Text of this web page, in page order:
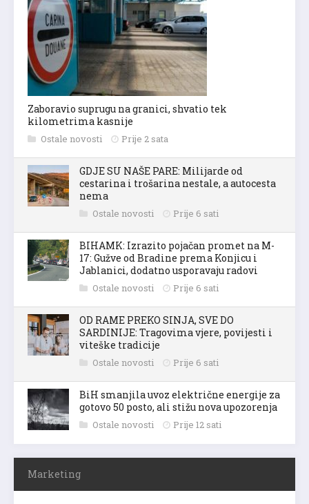
Zaboravio suprugu na granici, shvatio tek
kilometrima kasnije
Ostale novosti Prije 2 sata
GDJE SU NAŠE PARE: Milijarde od
cestarina i trošarina nestale, a autocesta
nema
Ostale novosti Prije 6 sati
BIHAMK: Izrazito pojačan promet na M-
17: Gužve od Bradine prema Konjicu i
Jablanici, dodatno usporavaju radovi
Ostale novosti Prije 6 sati
OD RAME PREKO SINJA, SVE DO
SARDINIJE: Tragovima vjere, povijesti i
viteške tradicije
Ostale novosti Prije 6 sati
BiH smanjila uvoz električne energije za
gotovo 50 posto, ali stižu nova upozorenja
Ostale novosti Prije 12 sati
Marketing